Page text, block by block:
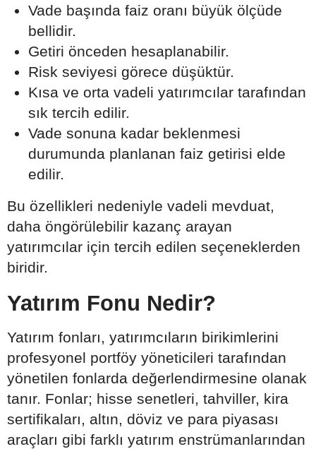
Vade başında faiz oranı büyük ölçüde
bellidir.
Getiri önceden hesaplanabilir.
Risk seviyesi görece düşüktür.
Kısa ve orta vadeli yatırımcılar tarafından
sık tercih edilir.
Vade sonuna kadar beklenmesi
durumunda planlanan faiz getirisi elde
edilir.
Bu özellikleri nedeniyle vadeli mevduat,
daha öngörülebilir kazanç arayan
yatırımcılar için tercih edilen seçeneklerden
biridir.
Yatırım Fonu Nedir?
Yatırım fonları, yatırımcıların birikimlerini
profesyonel portföy yöneticileri tarafından
yönetilen fonlarda değerlendirmesine olanak
tanır. Fonlar; hisse senetleri, tahviller, kira
sertifikaları, altın, döviz ve para piyasası
araçları gibi farklı yatırım enstrümanlarından